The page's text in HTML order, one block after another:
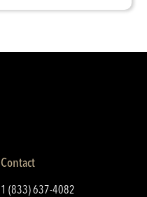
Contact
1 (833) 637-4082